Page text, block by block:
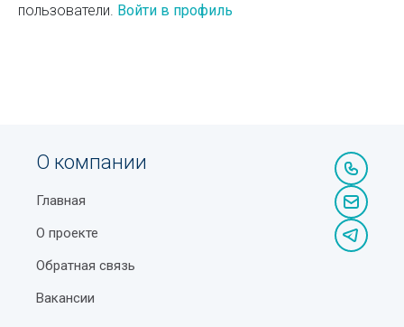
пользователи. Войти в профиль
О компании
Главная
О проекте
Обратная связь
Вакансии